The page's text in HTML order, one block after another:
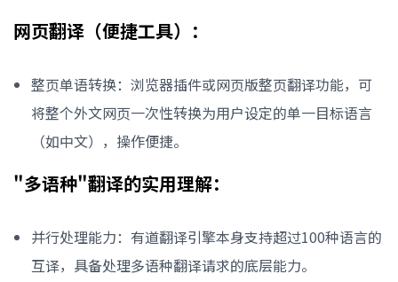
网页翻译（便捷工具）：
整页单语转换：浏览器插件或网页版整页翻译功能，可
将整个外文网页一次性转换为用户设定的单一目标语言
（如中文），操作便捷。
"多语种"翻译的实用理解：
并行处理能力：有道翻译引擎本身支持超过100种语言的
互译，具备处理多语种翻译请求的底层能力。